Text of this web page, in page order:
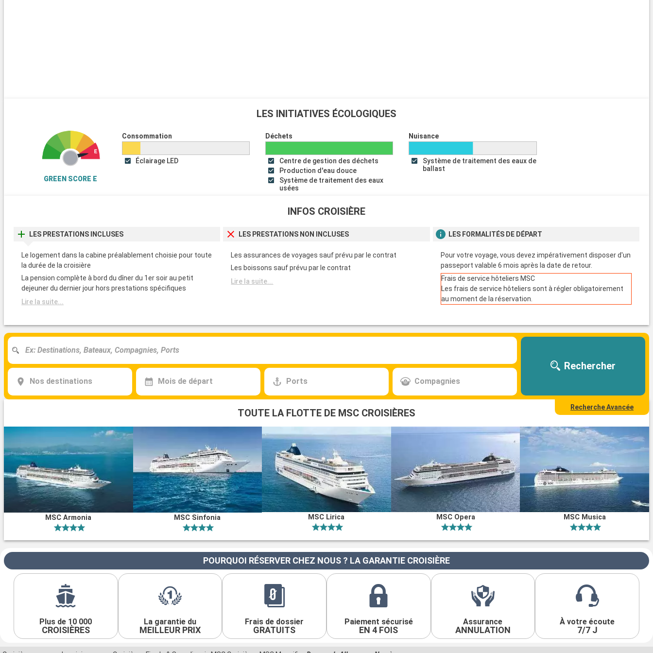
LES INITIATIVES ÉCOLOGIQUES
GREEN SCORE E
Consommation
Éclairage LED
Déchets
Centre de gestion des déchets
Production d'eau douce
Système de traitement des eaux
usées
Nuisance
Système de traitement des eaux de
ballast
INFOS CROISIÈRE
LES PRESTATIONS INCLUSES
Le logement dans la cabine préalablement choisie pour toute
la durée de la croisière
La pension complète à bord du dîner du 1er soir au petit
dejeuner du dernier jour hors prestations spécifiques
Lire la suite...
LES PRESTATIONS NON INCLUSES
Les assurances de voyages sauf prévu par le contrat
Les boissons sauf prévu par le contrat
Lire la suite...
LES FORMALITÉS DE DÉPART
Pour votre voyage, vous devez impérativement disposer d'un
passeport valable 6 mois après la date de retour.
Frais de service hôteliers MSC
Les frais de service hôteliers sont à régler obligatoirement
au moment de la réservation.
Nos destinations Mois de départ Ports Compagnies
Rechercher
Recherche Avancée
TOUTE LA FLOTTE DE MSC CROISIÈRES
MSC Armonia MSC Sinfonia MSC Lirica MSC Opera MSC Musica
POURQUOI RÉSERVER CHEZ NOUS ? LA GARANTIE CROISIÈRE
Plus de 10 000
CROISIÈRES
La garantie du
MEILLEUR PRIX
Frais de dossier
GRATUITS
Paiement sécurisé
EN 4 FOIS
Assurance
ANNULATION
À votre écoute
7/7 J